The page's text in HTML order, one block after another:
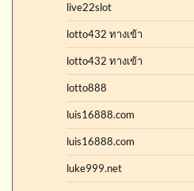
live22slot
lotto432 ทางเข้า
lotto432 ทางเข้า
lotto888
luis16888.com
luis16888.com
luke999.net